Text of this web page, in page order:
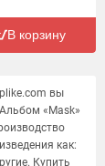
В корзину
вы
«Mask»
как:
Купить